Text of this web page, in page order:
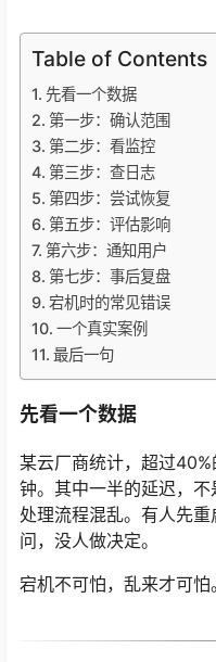
Table of Contents
先看一个数据
第一步：确认范围
第二步：看监控
第三步：查日志
第四步：尝试恢复
第五步：评估影响
第六步：通知用户
第七步：事后复盘
宕机时的常见错误
一个真实案例
最后一句
先看一个数据
某云厂商统计，超过
钟。其中一半的延迟，
处理流程混乱。有人先
问，没人做决定。
宕机不可怕，乱来才可怕。